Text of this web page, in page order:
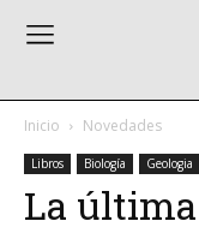
Inicio Novedades
Libros Biología Geologia
La